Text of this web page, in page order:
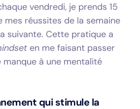
vendredi, je prends 15
mes réussites de la semaine
suivante. Cette pratique a
en me faisant passer
manque à une mentalité
qui stimule la